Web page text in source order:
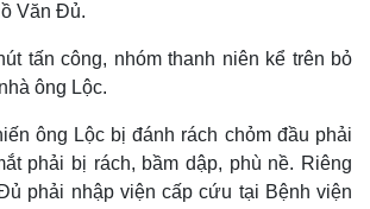
Văn Đủ.
tấn công, nhóm thanh niên kể trên bỏ
ông Lộc.
ông Lộc bị đánh rách chỏm đầu phải
phải bị rách, bầm dập, phù nề. Riêng
phải nhập viện cấp cứu tại Bệnh viện